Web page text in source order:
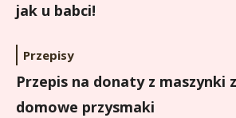
jak u babci!
Przepisy
Przepis na donaty z maszynki
domowe przysmaki